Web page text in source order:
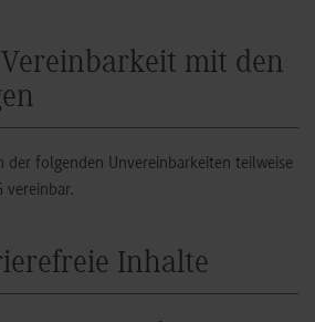
mit den
der folgenden Unvereinbarkeiten teilweise
vereinbar.
Inhalte